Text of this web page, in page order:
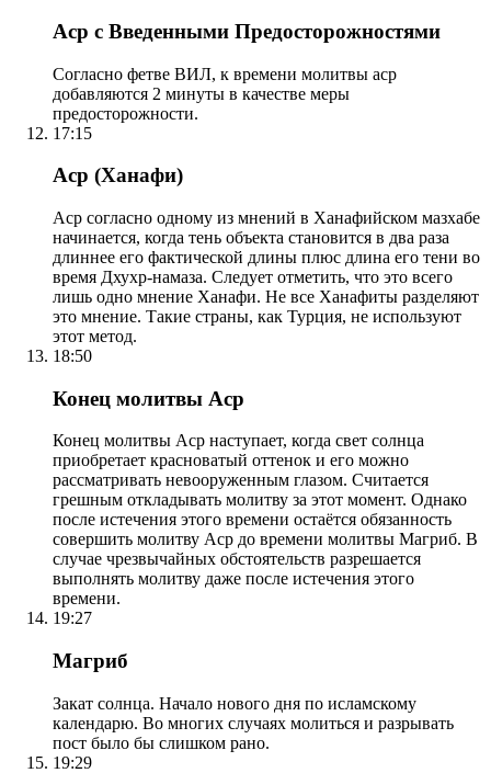
Аср с Введенными Предосторожностями
Согласно фетве ВИЛ, к времени молитвы аср
добавляются 2 минуты в качестве меры
предосторожности.
17:15
Аср (Ханафи)
Аср согласно одному из мнений в Ханафийском мазхабе
начинается, когда тень объекта становится в два раза
длиннее его фактической длины плюс длина его тени во
время Дхухр-намаза. Следует отметить, что это всего
лишь одно мнение Ханафи. Не все Ханафиты разделяют
это мнение. Такие страны, как Турция, не используют
этот метод.
18:50
Конец молитвы Аср
Конец молитвы Аср наступает, когда свет солнца
приобретает красноватый оттенок и его можно
рассматривать невооруженным глазом. Считается
грешным откладывать молитву за этот момент. Однако
после истечения этого времени остаётся обязанность
совершить молитву Аср до времени молитвы Магриб. В
случае чрезвычайных обстоятельств разрешается
выполнять молитву даже после истечения этого
времени.
19:27
Магриб
Закат солнца. Начало нового дня по исламскому
календарю. Во многих случаях молиться и разрывать
пост было бы слишком рано.
19:29